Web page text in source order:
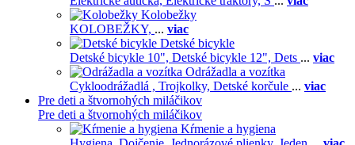
Kolobežky
KOLOBEŽKY, ... viac
Detské bicykle
Detské bicykle 10", Detské bicykle 12", Dets ... viac
Odrážadla a vozítka
Cykloodrážadlá , Trojkolky, Detské korčule ... viac
Pre deti a štvornohých miláčikov
Pre deti a štvornohých miláčikov
Kŕmenie a hygiena